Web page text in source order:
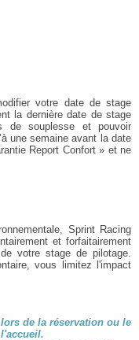
votre date de stage
la dernière date de stage
de souplesse et pouvoir
une semaine avant la date
Report Confort » et ne
Sprint Racing
et forfaitairement
votre stage de pilotage.
vous limitez l'impact
de la réservation ou le